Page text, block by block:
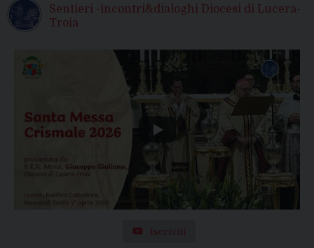
Sentieri -incontri&dialoghi Diocesi di Lucera-
Troia
Iscriviti